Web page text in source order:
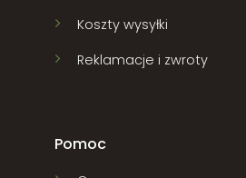
Koszty wysyłki
Reklamacje i zwroty
Pomoc